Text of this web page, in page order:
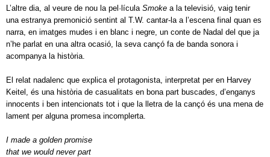
L’altre dia, al veure de nou la pel·lícula Smoke a la televisió, vaig tenir
una estranya premonició sentint al T.W. cantar-la a l’escena final quan es
narra, en imatges mudes i en blanc i negre, un conte de Nadal del que ja
n’he parlat en una altra ocasió, la seva cançó fa de banda sonora i
acompanya la història.
El relat nadalenc que explica el protagonista, interpretat per en Harvey
Keitel, és una història de casualitats en bona part buscades, d’enganys
innocents i ben intencionats tot i que la lletra de la cançó és una mena de
lament per alguna promesa incomplerta.
I made a golden promise
that we would never part